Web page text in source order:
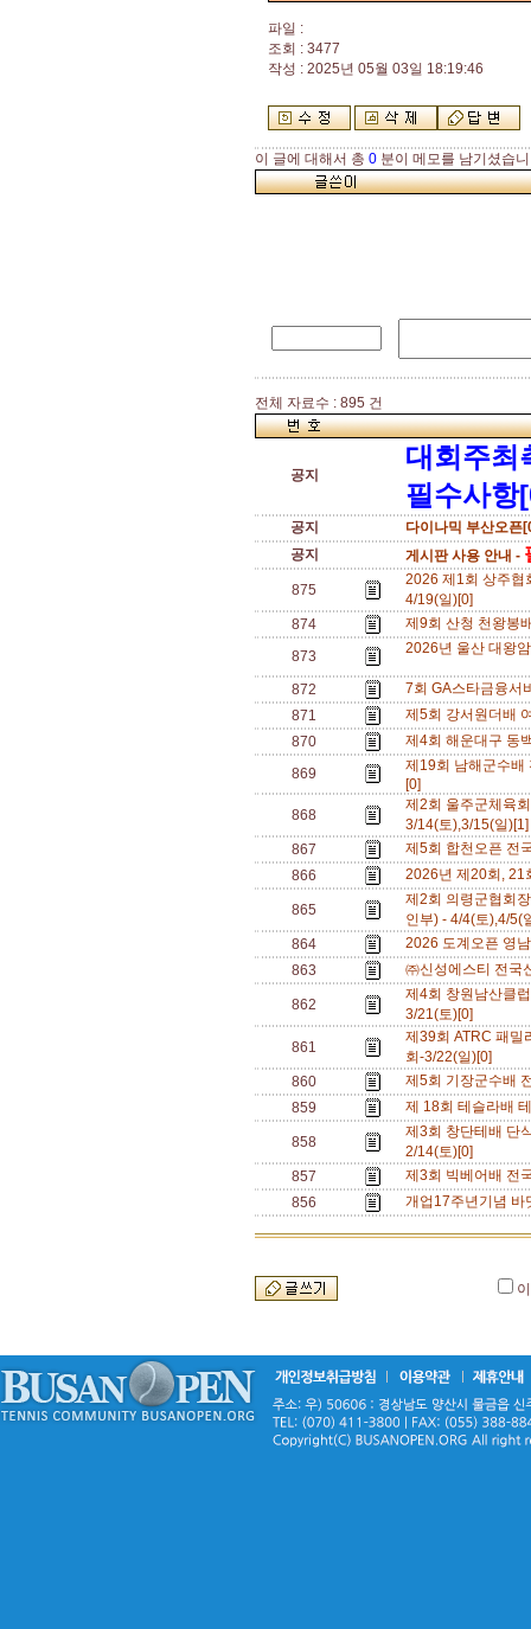
파일 :
조회 : 3477
작성 : 2025년 05월 03일 18:19:46
이 글에 대해서 총 0 분이 메모를 남기셨습
전체 자료수 : 895 건
공지
대회주최
필수사항
공지
다이나믹 부산오픈
공지
게시판 사용 안내 -
875
2026 제1회 상주협
4/19(일)[0]
874
제9회 산청 천왕봉
873
2026년 울산 대왕
872
7회 GA스타금융서
871
제5회 강서원더배
870
제4회 해운대구 동
869
제19회 남해군수배
[0]
868
제2회 울주군체육
3/14(토),3/15(일
867
제5회 합천오픈 전
866
2026년 제20회, 21
865
제2회 의령군협회
인부) - 4/4(토),4/
864
2026 도계오픈 영
863
㈜신성에스티 전국
862
제4회 창원남산클
3/21(토)[0]
861
제39회 ATRC 패밀
회-3/22(일)[0]
860
제5회 기장군수배
859
제 18회 테슬라배
858
제3회 창단테배 단
2/14(토)[0]
857
제3회 빅베어배 전
856
개업17주년기념